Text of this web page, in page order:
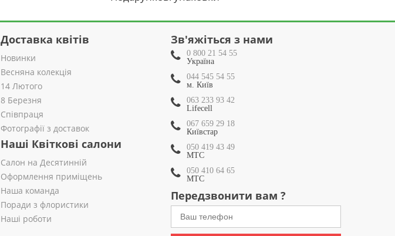
Доставка квітів
Новинки
Весняна колекція
14 Лютого
8 Березня
Співпраця
Фотографії з доставок
Наші Квіткові салони
Салон на Десятинній
Оформлення приміщень
Наша команда
Поради з флористики
Наші роботи
Зв'яжіться з нами
0 800 21 54 55
Україна
044 545 54 55
м. Київ
063 233 93 42
Lifecell
067 659 29 18
Київстар
050 419 43 49
МТС
050 410 64 65
МТС
Передзвонити вам ?